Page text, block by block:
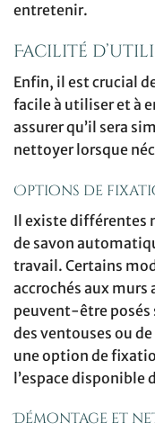
entretenir.
Facilité
Enfin, il est crucial
facile à utiliser et à
assurer qu’il sera
nettoyer lorsque
Options de
Il existe différentes
de savon
travail. Certains
accrochés aux murs
peuvent-être posés
des ventouses ou
une option de
l’espace disponible
Démontage et